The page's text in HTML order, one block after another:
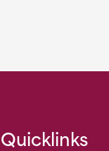
Quicklinks